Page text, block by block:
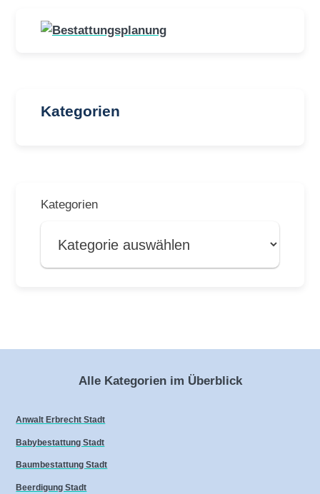
Kategorien
Kategorien
Alle Kategorien im Überblick
Anwalt Erbrecht Stadt
Babybestattung Stadt
Baumbestattung Stadt
Beerdigung Stadt